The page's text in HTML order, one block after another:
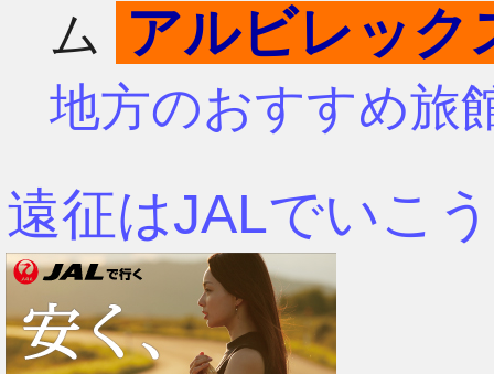
ム
アルビレック
地方のおすすめ旅
遠征はJALでいこう